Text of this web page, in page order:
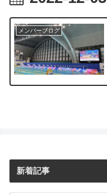
メンバーブログ
新着記事